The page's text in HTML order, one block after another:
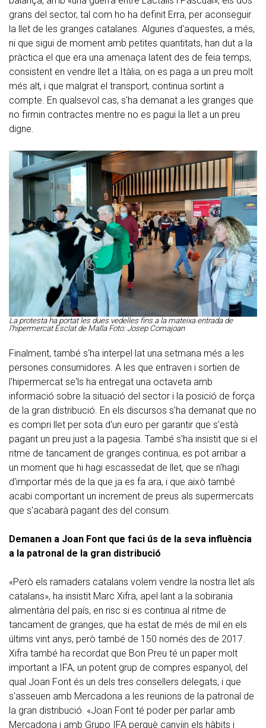
grans del sector, tal com ho ha definit Erra, per aconseguir
la llet de les granges catalanes. Algunes d'aquestes, a més,
ni que sigui de moment amb petites quantitats, han dut a la
pràctica el que era una amenaça latent des de feia temps,
consistent en vendre llet a Itàlia, on es paga a un preu molt
més alt, i que malgrat el transport, continua sortint a
compte. En qualsevol cas, s'ha demanat a les granges que
no firmin contractes mentre no es pagui la llet a un preu
digne.
La protesta ha portat les dues vedelles fins a la mateixa entrada de
l'hipermercat Esclat de Malla Foto: Josep Comajoan
Finalment, també s'ha interpel·lat una setmana més a les
persones consumidores. A les que entraven i sortien de
l'hipermercat se'ls ha entregat una octaveta amb
informació sobre la situació del sector i la posició de força
de la gran distribució. En els discursos s'ha demanat que no
es compri llet per sota d'un euro per garantir que s'està
pagant un preu just a la pagesia. També s'ha insistit que si el
ritme de tancament de granges continua, es pot arribar a
un moment que hi hagi escassedat de llet, que se n'hagi
d'importar més de la que ja es fa ara, i que això també
acabi comportant un increment de preus als supermercats
que s'acabarà pagant des del consum.
Demanen a Joan Font que faci ús de la seva influència
a la patronal de la gran distribució
«Però els ramaders catalans volem vendre la nostra llet als
catalans», ha insistit Marc Xifra, apel·lant a la sobirania
alimentària del país, en risc si es continua al ritme de
tancament de granges, que ha estat de més de mil en els
últims vint anys, però també de 150 només des de 2017.
Xifra també ha recordat que Bon Preu té un paper molt
important a IFA, un potent grup de compres espanyol, del
qual Joan Font és un dels tres consellers delegats, i que
s'asseuen amb Mercadona a les reunions de la patronal de
la gran distribució. «Joan Font té poder per parlar amb
Mercadona i amb Grupo IFA perquè canviïn els hàbits i